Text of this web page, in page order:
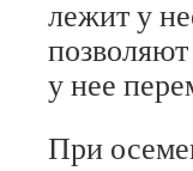
лежит у
у нее
При